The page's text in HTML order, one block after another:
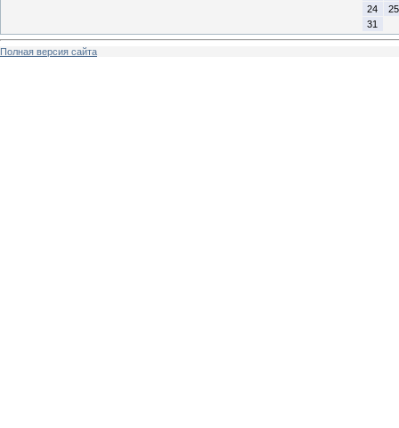
24
25
31
Полная версия сайта